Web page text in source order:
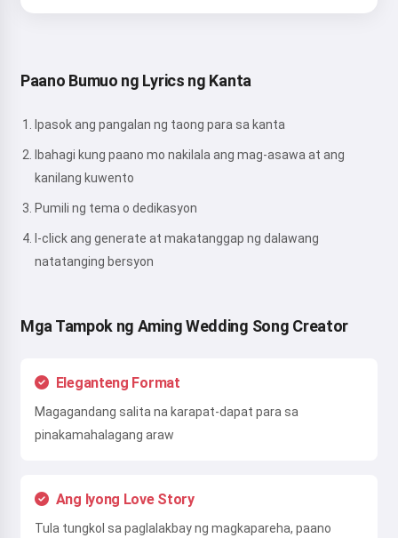
Paano Bumuo ng Lyrics ng Kanta
Ipasok ang pangalan ng taong para sa kanta
Ibahagi kung paano mo nakilala ang mag-asawa at ang
kanilang kuwento
Pumili ng tema o dedikasyon
I-click ang generate at makatanggap ng dalawang
natatanging bersyon
Mga Tampok ng Aming Wedding Song Creator
Eleganteng Format
Magagandang salita na karapat-dapat para sa
pinakamahalagang araw
Ang Iyong Love Story
Tula tungkol sa paglalakbay ng magkapareha, paano